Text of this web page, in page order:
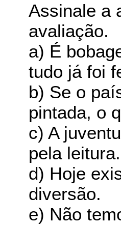
Assinale a
avaliação.
a) É
tudo já foi
b) Se o
pintada, o
c) A
pela leitura.
d) Hoje
diversão.
e) Não